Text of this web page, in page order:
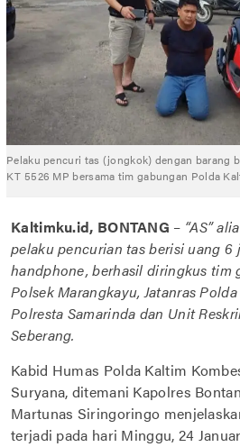
Pelaku pencuri tas (jongkok) dengan barang
KT 5526 MP bersama tim gabungan Polda
Kaltimku.id, BONTANG – “AS”
pelaku pencurian tas berisi uang
handphone, berhasil diringkus tim
Polsek Marangkayu, Jatanras
Polresta Samarinda dan Unit
Seberang.
Kabid Humas Polda Kaltim
Suryana, ditemani Kapolres
Martunas Siringoringo
terjadi pada hari Minggu, 24